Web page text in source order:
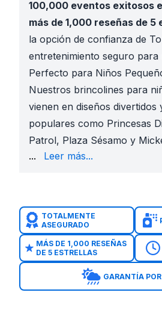
100,000 eventos exitosos
más de 1,000 reseñas de 5
la opción de confianza de
entretenimiento seguro para
Perfecto para Niños
Nuestros brincolines para
vienen en diseños divertidos
populares como Princesas
Patrol, Plaza Sésamo y
para niños pequeños en
Festivales familiares de
Eventos HOA de barrios en
Celebraciones comunitarias
Más de 20 años de
Más de 100,000 eventos
Más de 1,000 reseñas de 5
... Leer más...
TOTALMENTE
ASEGURADO
MÁS DE 1,000 RESEÑAS
DE 5 ESTRELLAS
GARANTÍA